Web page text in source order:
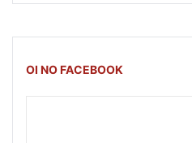
OI NO FACEBOOK